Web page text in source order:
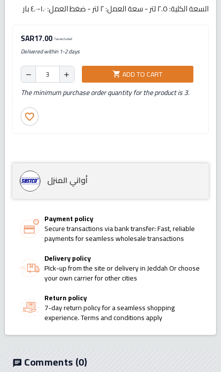
السعة الكلية: ٢.٥ لتر - سعة العمل: ٢ لتر - ضغط العمل: ١.٠-٤.٠ بار
SAR17.00 Tax excluded
Delivered within 1-2 days
remove add shopping_cart ADD TO CART
The minimum purchase order quantity for the product is 3.
favorite_border
أواني المنزل
Payment policy
Secure transactions via bank transfer: Fast, reliable
payments for seamless wholesale transactions
Delivery policy
Pick-up from the site or delivery in Jeddah Or choose
your own carrier for other cities
Return policy
7-day return policy for a seamless shopping
experience. Terms and conditions apply
chat Comments(0)